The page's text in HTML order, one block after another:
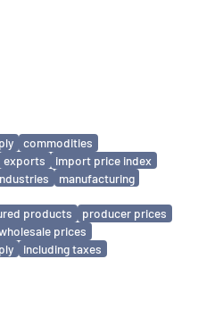
commodities
exports
import price index
manufacturing
products
producer prices
prices
including taxes